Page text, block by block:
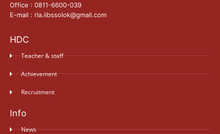
Office : 0811-6600-039
E-mail : rla.iibssolok@gmail.com
HDC
Teacher & staff
Achievement
Recruitment
Info
News